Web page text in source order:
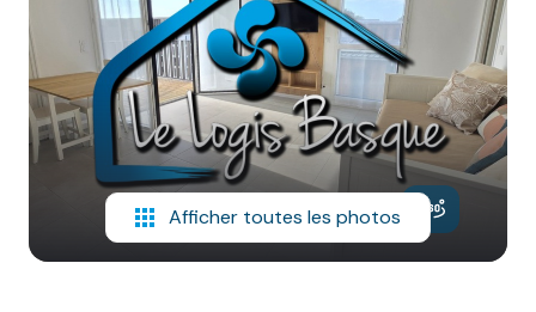
DOSSIER DE
CANDIDATURE
NOS
PRESTATIONS
CONTACT
Afficher toutes les photos